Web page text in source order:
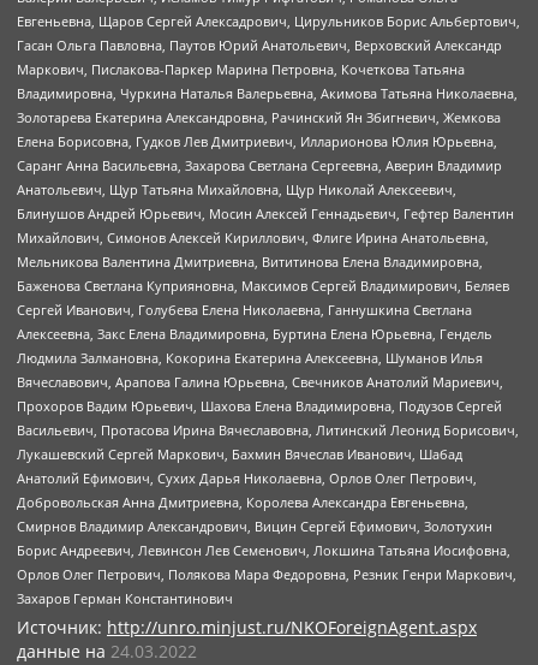
Евгеньевна, Щаров Сергей Алексадрович, Цирульников Борис Альбертович,
Гасан Ольга Павловна, Паутов Юрий Анатольевич, Верховский Александр
Маркович, Пислакова-Паркер Марина Петровна, Кочеткова Татьяна
Владимировна, Чуркина Наталья Валерьевна, Акимова Татьяна Николаевна,
Золотарева Екатерина Александровна, Рачинский Ян Збигневич, Жемкова
Елена Борисовна, Гудков Лев Дмитриевич, Илларионова Юлия Юрьевна,
Саранг Анна Васильевна, Захарова Светлана Сергеевна, Аверин Владимир
Анатольевич, Щур Татьяна Михайловна, Щур Николай Алексеевич,
Блинушов Андрей Юрьевич, Мосин Алексей Геннадьевич, Гефтер Валентин
Михайлович, Симонов Алексей Кириллович, Флиге Ирина Анатольевна,
Мельникова Валентина Дмитриевна, Вититинова Елена Владимировна,
Баженова Светлана Куприяновна, Максимов Сергей Владимирович, Беляев
Сергей Иванович, Голубева Елена Николаевна, Ганнушкина Светлана
Алексеевна, Закс Елена Владимировна, Буртина Елена Юрьевна, Гендель
Людмила Залмановна, Кокорина Екатерина Алексеевна, Шуманов Илья
Вячеславович, Арапова Галина Юрьевна, Свечников Анатолий Мариевич,
Прохоров Вадим Юрьевич, Шахова Елена Владимировна, Подузов Сергей
Васильевич, Протасова Ирина Вячеславовна, Литинский Леонид Борисович,
Лукашевский Сергей Маркович, Бахмин Вячеслав Иванович, Шабад
Анатолий Ефимович, Сухих Дарья Николаевна, Орлов Олег Петрович,
Добровольская Анна Дмитриевна, Королева Александра Евгеньевна,
Смирнов Владимир Александрович, Вицин Сергей Ефимович, Золотухин
Борис Андреевич, Левинсон Лев Семенович, Локшина Татьяна Иосифовна,
Орлов Олег Петрович, Полякова Мара Федоровна, Резник Генри Маркович,
Захаров Герман Константинович
Источник: http://unro.minjust.ru/NKOForeignAgent.aspx
данные на 24.03.2022